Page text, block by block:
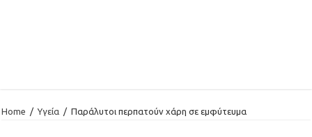
Home / Υγεία / Παράλυτοι περπατούν χάρη σε εμφύτευμα